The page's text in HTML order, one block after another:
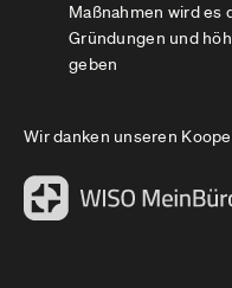
Maßnahmen wird es
Gründungen und
geben
Wir danken unseren